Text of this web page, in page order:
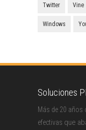
Twitter Vine
Windows
Soluciones
Más de 20 años
efectivas que